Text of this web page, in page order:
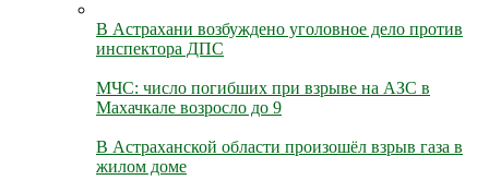
В Астрахани возбуждено уголовное дело против
инспектора ДПС
МЧС: число погибших при взрыве на АЗС в
Махачкале возросло до 9
В Астраханской области произошёл взрыв газа в
жилом доме